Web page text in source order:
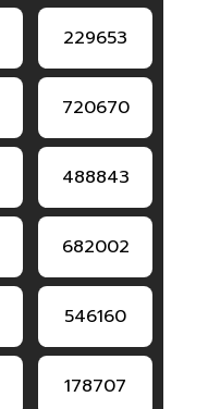
229653
720670
488843
682002
546160
178707